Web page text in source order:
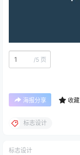
/5 页
海报分享 收藏
标志设计
标志设计